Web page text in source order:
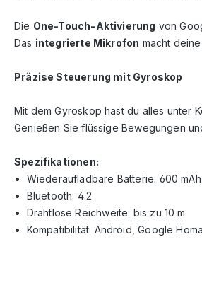
Die One-Touch-Aktivierung von
Das integrierte Mikrofon macht
Präzise Steuerung mit Gyroskop
Mit dem Gyroskop hast du alles unter
Genießen Sie flüssige Bewegungen
Spezifikationen:
Wiederaufladbare Batterie: 600 mAh
Bluetooth: 4.2
Drahtlose Reichweite: bis zu 10 m
Kompatibilität: Android, Google